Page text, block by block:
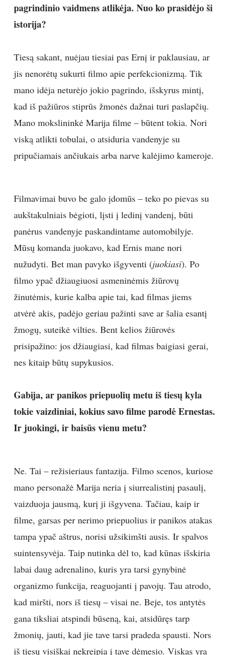
pagrindinio vaidmens atlikėja. Nuo ko prasidėjo ši
istorija?
Tiesą sakant, nuėjau tiesiai pas Ernį ir paklausiau, ar
jis nenorėtų sukurti filmo apie perfekcionizmą. Tik
mano idėja neturėjo jokio pagrindo, išskyrus mintį,
kad iš pažiūros stiprūs žmonės dažnai turi paslapčių.
Mano mokslininkė Marija filme – būtent tokia. Nori
viską atlikti tobulai, o atsiduria vandenyje su
pripučiamais ančiukais arba narve kalėjimo kameroje.
Filmavimai buvo be galo įdomūs – teko po pievas su
aukštakulniais bėgioti, lįsti į ledinį vandenį, būti
panėrus vandenyje paskandintame automobilyje.
Mūsų komanda juokavo, kad Ernis mane nori
nužudyti. Bet man pavyko išgyventi (juokiasi). Po
filmo ypač džiaugiuosi asmeninėmis žiūrovų
žinutėmis, kurie kalba apie tai, kad filmas jiems
atvėrė akis, padėjo geriau pažinti save ar šalia esantį
žmogų, suteikė vilties. Bent kelios žiūrovės
prisipažino: jos džiaugiasi, kad filmas baigiasi gerai,
nes kitaip būtų supykusios.
Gabija, ar panikos priepuolių metu iš tiesų kyla
tokie vaizdiniai, kokius savo filme parodė Ernestas.
Ir juokingi, ir baisūs vienu metu?
Ne. Tai – režisieriaus fantazija. Filmo scenos, kuriose
mano personažė Marija neria į siurrealistinį pasaulį,
vaizduoja jausmą, kurį ji išgyvena. Tačiau, kaip ir
filme, garsas per nerimo priepuolius ir panikos atakas
tampa ypač aštrus, norisi užsikimšti ausis. Ir spalvos
suintensyvėja. Taip nutinka dėl to, kad kūnas išskiria
labai daug adrenalino, kuris yra tarsi gynybinė
organizmo funkcija, reaguojanti į pavojų. Tau atrodo,
kad miršti, nors iš tiesų – visai ne. Beje, tos antytės
gana tiksliai atspindi būseną, kai, atsidūręs tarp
žmonių, jauti, kad jie tave tarsi pradeda spausti. Nors
iš tiesų visiškai nekreipia į tave dėmesio. Viskas yra